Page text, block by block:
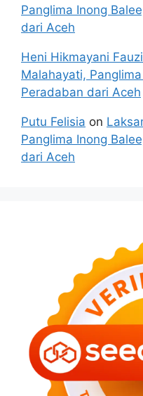
Panglima Inong
dari Aceh
Heni Hikmayani
Malahayati,
Peradaban dari Aceh
Putu Felisia on
Panglima Inong
dari Aceh